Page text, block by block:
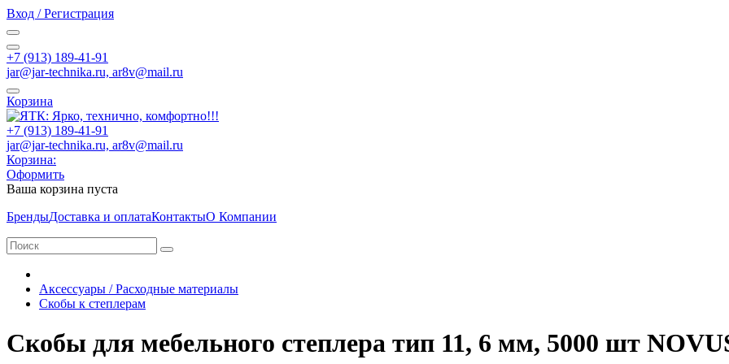
Вход / Регистрация
+7 (913) 189-41-91
jar@jar-technika.ru, ar8v@mail.ru
Корзина
+7 (913) 189-41-91
jar@jar-technika.ru, ar8v@mail.ru
Корзина:
Оформить
Ваша корзина пуста
БрендыДоставка и оплатаКонтактыО Компании
Аксессуары / Расходные материалы
Скобы к степлерам
Скобы для мебельного степлера тип 11, 6 мм, 5000 шт